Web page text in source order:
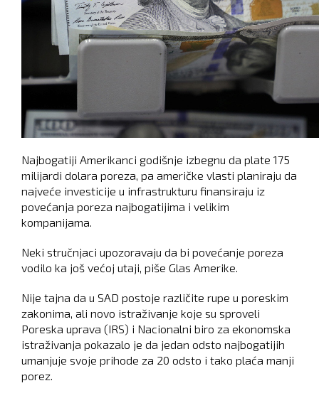
Najbogatiji Amerikanci godišnje izbegnu da plate 175
milijardi dolara poreza, pa američke vlasti planiraju da
najveće investicije u infrastrukturu finansiraju iz
povećanja poreza najbogatijima i velikim
kompanijama.
Neki stručnjaci upozoravaju da bi povećanje poreza
vodilo ka još većoj utaji, piše Glas Amerike.
Nije tajna da u SAD postoje različite rupe u poreskim
zakonima, ali novo istraživanje koje su sproveli
Poreska uprava (IRS) i Nacionalni biro za ekonomska
istraživanja pokazalo je da jedan odsto najbogatijih
umanjuje svoje prihode za 20 odsto i tako plaća manji
porez.